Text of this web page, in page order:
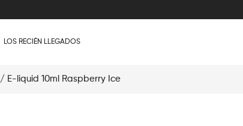
LOS RECIÉN LLEGADOS
/ E-liquid 10ml Raspberry Ice